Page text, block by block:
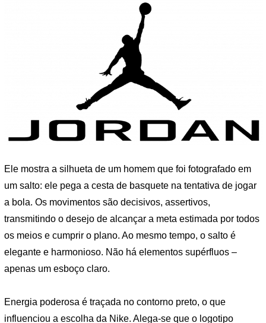
Ele mostra a silhueta de um homem que foi fotografado em
um salto: ele pega a cesta de basquete na tentativa de jogar
a bola. Os movimentos são decisivos, assertivos,
transmitindo o desejo de alcançar a meta estimada por todos
os meios e cumprir o plano. Ao mesmo tempo, o salto é
elegante e harmonioso. Não há elementos supérfluos –
apenas um esboço claro.
Energia poderosa é traçada no contorno preto, o que
influenciou a escolha da Nike. Alega-se que o logotipo